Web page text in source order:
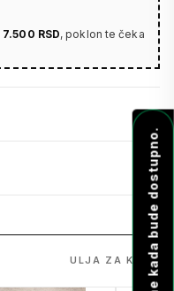
7.500 RSD, poklon te čeka
ULJA ZA KOSU